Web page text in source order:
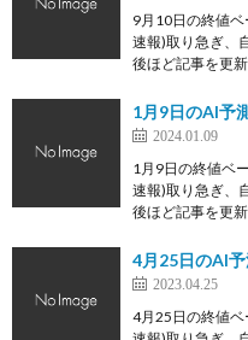
9月10日の終値
速報)取り急ぎ、
後ほど記事を更
1月9日のAI予
2024.01.09
1月9日の終値ベ
速報)取り急ぎ、
後ほど記事を更
4月25日のAI
2023.04.25
4月25日の終値